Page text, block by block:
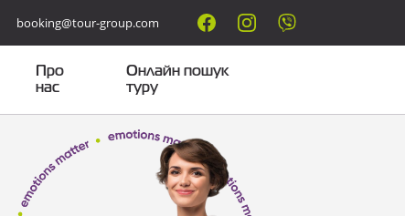
booking@tour-group.com
Про
нас
Онлайн пошук
туру